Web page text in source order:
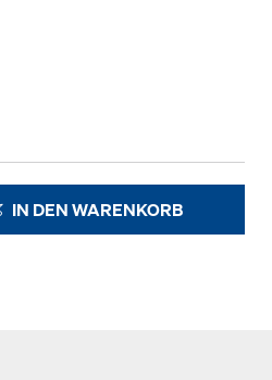
IN DEN WARENKORB